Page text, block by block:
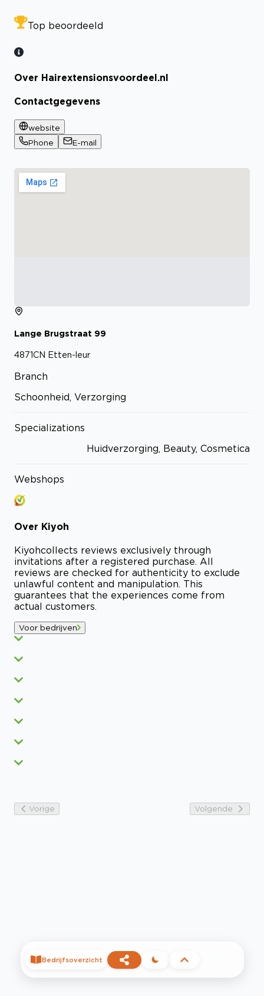
Top beoordeeld
Over Hairextensionsvoordeel.nl
Contactgegevens
website
Phone
E-mail
Lange Brugstraat 99
4871CN Etten-leur
Branch
Schoonheid, Verzorging
Specializations
Huidverzorging, Beauty, Cosmetica
Webshops
Over Kiyoh
Kiyohcollects reviews exclusively through
invitations after a registered purchase. All
reviews are checked for authenticity to exclude
unlawful content and manipulation. This
guarantees that the experiences come from
actual customers.
Voor bedrijven
Vorige Volgende
Bedrijfsoverzicht